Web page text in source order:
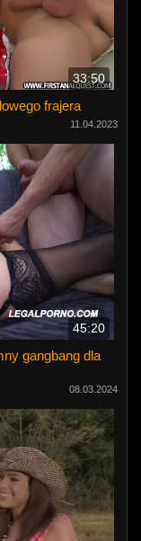
33:50
frajera
11.04.2023
45:20
gangbang dla
08.03.2024